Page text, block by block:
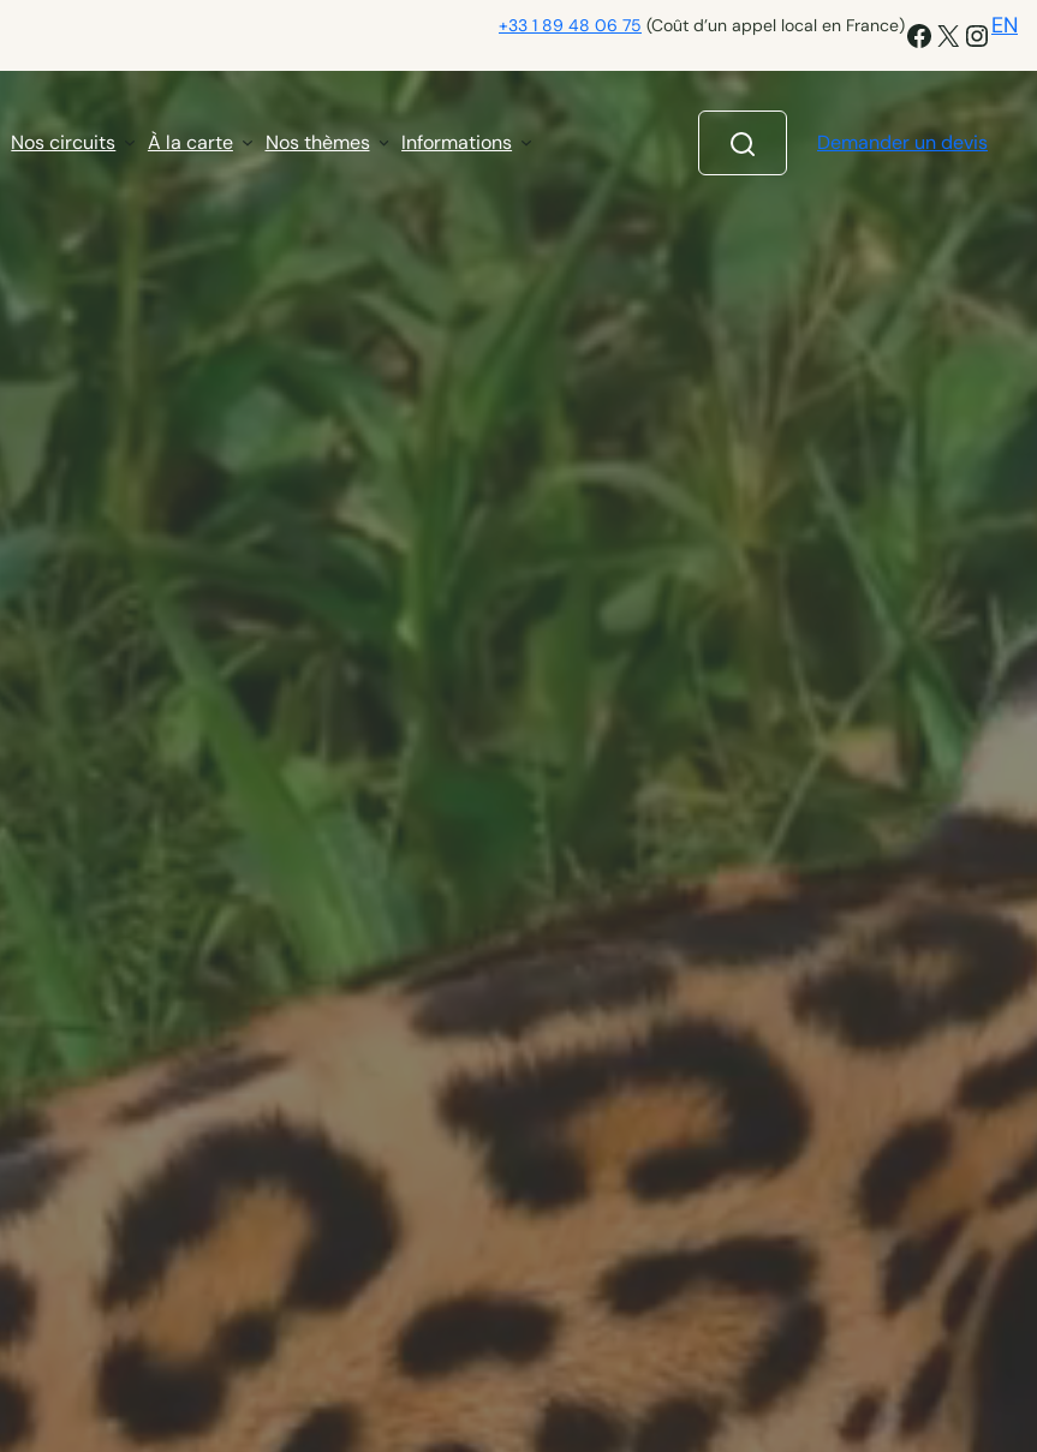
+33 1 89 48 06 75 (Coût d’un appel local en France)Facebook
X EN
Nos circuits À la carte Nos thèmes Informations Demander un devis